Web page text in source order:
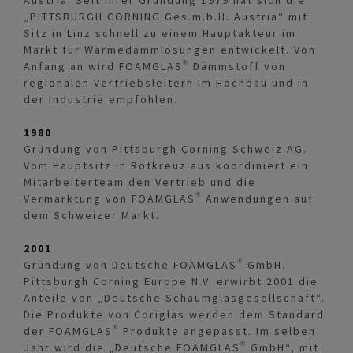
„PITTSBURGH CORNING Ges.m.b.H. Austria“ mit
Sitz in Linz schnell zu einem Hauptakteur im
Markt für Wärmedämmlösungen entwickelt. Von
Anfang an wird FOAMGLAS® Dämmstoff von
regionalen Vertriebsleitern Im Hochbau und in
der Industrie empfohlen.
1980
Gründung von Pittsburgh Corning Schweiz AG.
Vom Hauptsitz in Rotkreuz aus koordiniert ein
Mitarbeiterteam den Vertrieb und die
Vermarktung von FOAMGLAS® Anwendungen auf
dem Schweizer Markt.
2001
Gründung von Deutsche FOAMGLAS® GmbH.
Pittsburgh Corning Europe N.V. erwirbt 2001 die
Anteile von „Deutsche Schaumglasgesellschaft“.
Die Produkte von Coriglas werden dem Standard
der FOAMGLAS® Produkte angepasst. Im selben
Jahr wird die „Deutsche FOAMGLAS® GmbH“, mit